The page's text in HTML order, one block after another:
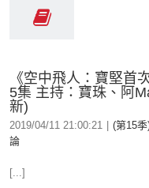
《空中飛人：寶堅首
5集 主持：寶珠、阿
新)
2019/04/11 21:00:21 (第15
論
[...]